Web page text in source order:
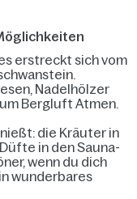
erstreckt sich vom
Nadelhölzer
Bergluft Atmen.
die Kräuter in
in den Sauna-
wenn du dich
wunderbares